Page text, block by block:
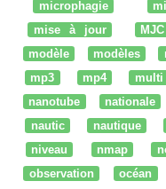
microphagie
mise à jour
MJC
modèle
modèles
mp3
mp4 multi
nanotube
nationale
nautic
nautique
niveau
nmap
observation
océan